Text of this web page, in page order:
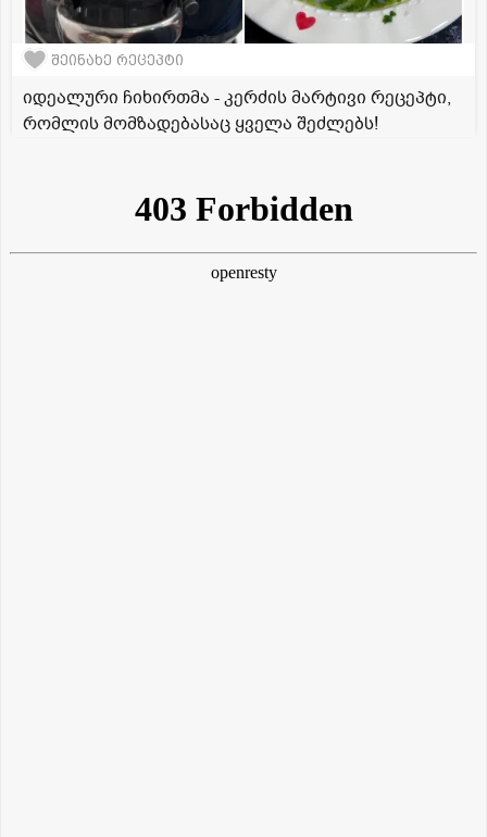
შეინახე რეცეპტი
იდეალური ჩიხირთმა - კერძის მარტივი რეცეპტი,
რომლის მომზადებასაც ყველა შეძლებს!